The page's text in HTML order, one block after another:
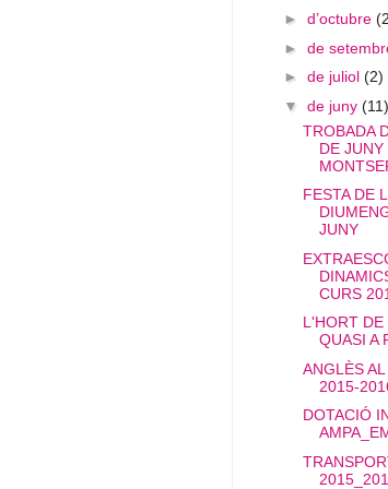
► d’octubre
► de
► de juliol (2)
▼ de juny (11)
TROBADA
DE JUNY
FESTA DE
JUNY
CURS
L'HORT DE
QUASI A
ANGLÈS
2015-
DOTACIÓ